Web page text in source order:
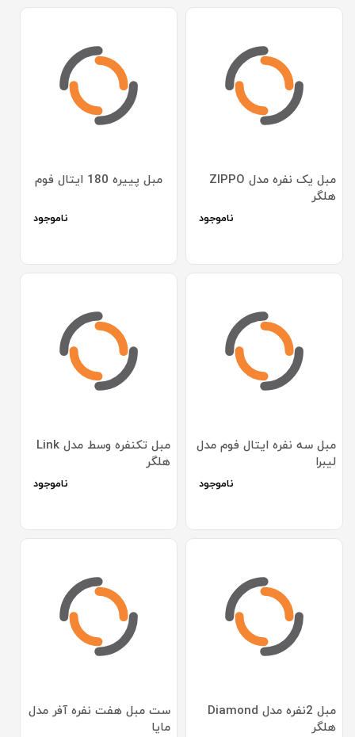
مبل یک نفره مدل ZIPPO
هلگر
ناموجود
مبل پییره 180 ایتال فوم
ناموجود
مبل سه نفره ایتال فوم مدل
لیبرا
ناموجود
مبل تکنفره وسط مدل Link
هلگر
ناموجود
مبل 2نفره مدل Diamond
هلگر
ست مبل هفت نفره آفر مدل
مایا